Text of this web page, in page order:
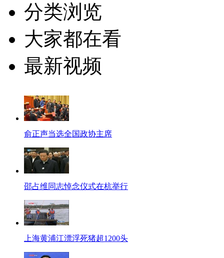
分类浏览
大家都在看
最新视频
俞正声当选全国政协主席
邵占维同志悼念仪式在杭举行
上海黄浦江漂浮死猪超1200头